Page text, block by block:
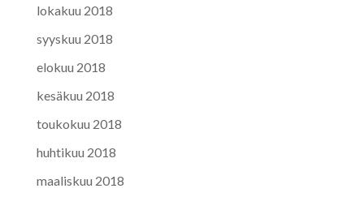
lokakuu 2018
syyskuu 2018
elokuu 2018
kesäkuu 2018
toukokuu 2018
huhtikuu 2018
maaliskuu 2018